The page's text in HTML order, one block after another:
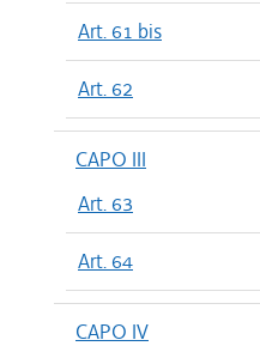
Art. 61 bis
Art. 62
CAPO III
Art. 63
Art. 64
CAPO IV